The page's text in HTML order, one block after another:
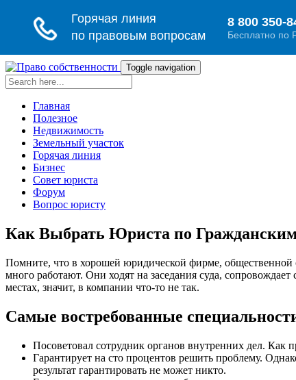
Toggle navigation
Главная
Полезное
Недвижимость
Земельный участок
Горячая линия
Бизнес
Совет юриста
Форум
Вопрос юристу
Как Выбрать Юриста по Гражданским
Помните, что в хорошей юридической фирме, общественной
много работают. Они ходят на заседания суда,
местах, значит, в компании что-то не так.
Самые востребованные
Посоветовал сотрудник органов внутренних дел. Как
Гарантирует на сто процентов решить проблему.
результат гарантировать не может никто.